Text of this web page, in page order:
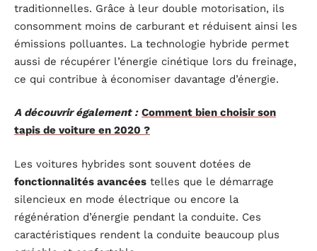
traditionnelles. Grâce à leur double motorisation, ils
consomment moins de carburant et réduisent ainsi les
émissions polluantes. La technologie hybride permet
aussi de récupérer l’énergie cinétique lors du freinage,
ce qui contribue à économiser davantage d’énergie.
A découvrir également : Comment bien choisir son
tapis de voiture en 2020 ?
Les voitures hybrides sont souvent dotées de
fonctionnalités avancées telles que le démarrage
silencieux en mode électrique ou encore la
régénération d’énergie pendant la conduite. Ces
caractéristiques rendent la conduite beaucoup plus